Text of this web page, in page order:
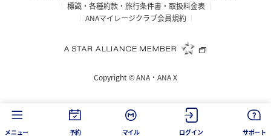
標識・各種約款・旅行条件書・取扱料金表
ANAマイレージクラブ会員規約
Copyright ©ANA・ANA X
メニュー 予約 マイル ログイン サポート